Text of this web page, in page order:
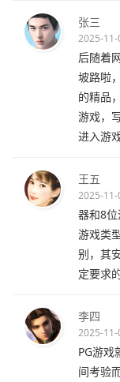
张三
2025-11-
后随着
坡路啦
的精品
游戏，
进入游
王五
2025-11-
器和8位
游戏类
别，其
定要求
李四
2025-11-
PG游戏
间考验